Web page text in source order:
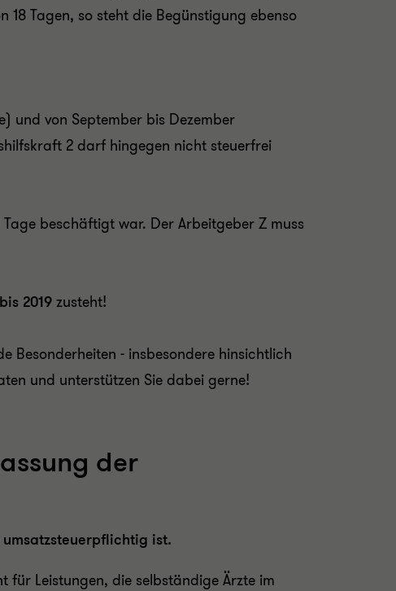
Tagen, so steht die Begünstigung ebenso
und von September bis Dezember
2 darf hingegen nicht steuerfrei
beschäftigt war. Der Arbeitgeber Z muss
2019 zusteht!
Besonderheiten - insbesondere hinsichtlich
und unterstützen Sie dabei gerne!
der
ist.
für Leistungen, die selbständige Ärzte im